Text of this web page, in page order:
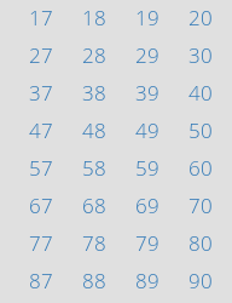
17 18 19
20
27 28 29
30
37 38 39
40
47 48 49
50
57 58 59
60
67 68 69
70
77 78 79
80
87 88 89
90